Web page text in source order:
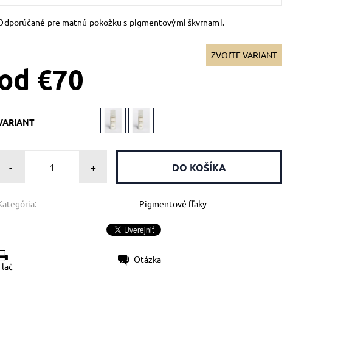
pre matnú pokožku s pigmentovými škvrnami.
ZVOĽTE VARIANT
€70
- +
Pigmentové fľaky
Otázka